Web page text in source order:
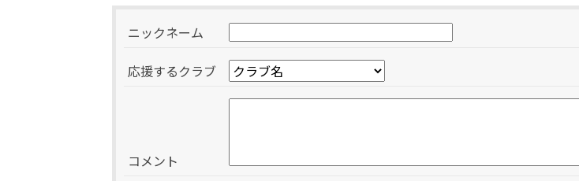
ニックネーム
応援するクラブ
コメント